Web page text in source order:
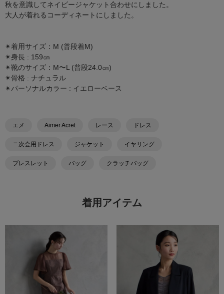
秋を意識してネイビージャケット合わせにしました。
大人が着れるコーディネートにしました。
✴︎着用サイズ：M (普段着M)
✴︎身長 : 159㎝
✴︎靴のサイズ：M〜L (普段24.0㎝)
✴︎骨格 : ナチュラル
✴︎パーソナルカラー : イエローベース
エメ Aimer Acret レース ドレス
ニ次会用ドレス ジャケット イヤリング
ブレスレット バッグ クラッチバッグ
着用アイテム